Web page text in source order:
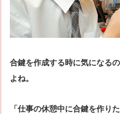
料金表
簡易料金表
全国統一料金表
合鍵を作成する時に気になる
よね。
「仕事の休憩中に合鍵を作り